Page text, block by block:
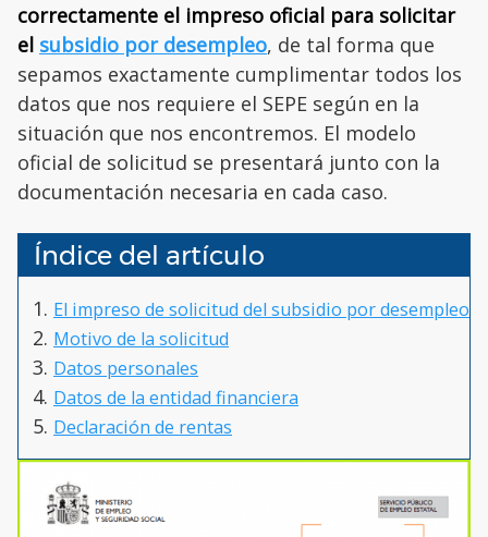
correctamente el impreso oficial para solicitar
el subsidio por desempleo, de tal forma que
sepamos exactamente cumplimentar todos los
datos que nos requiere el SEPE según en la
situación que nos encontremos. El modelo
oficial de solicitud se presentará junto con la
documentación necesaria en cada caso.
Índice del artículo
El impreso de solicitud del subsidio por desempleo
Motivo de la solicitud
Datos personales
Datos de la entidad financiera
Declaración de rentas